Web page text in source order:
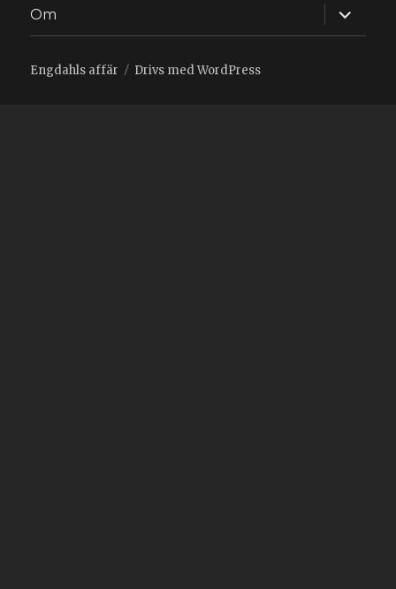
Om
Engdahls affär Drivs med WordPress